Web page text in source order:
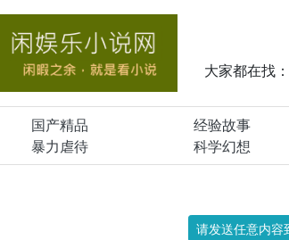
大家都在找：
国产精品 经验故事
暴力虐待 科学幻想
请发送任意内